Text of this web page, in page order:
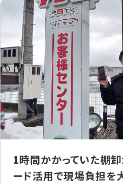
1時間かかっていた棚
ード活用で現場負担を